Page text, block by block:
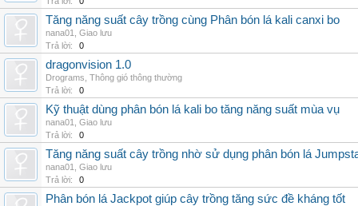
Tăng năng suất cây trồng cùng Phân bón lá kali canxi bo
nana01
Giao lưu
Trả lời:
0
dragonvision 1.0
Drograms Thông gió thông thường
Trả lời:
0
Kỹ thuật dùng phân bón lá kali bo tăng năng suất mùa vụ
nana01
Giao lưu
Trả lời:
0
Tăng năng suất cây trồng nhờ sử dụng phân bón lá
nana01
Giao lưu
Trả lời:
0
Phân bón lá Jackpot giúp cây trồng tăng sức đề kháng tốt